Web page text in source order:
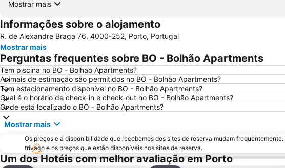
Mostrar mais
Informações sobre o alojamento
R. de Alexandre Braga 76, 4000-252, Porto, Portugal
Mostrar mais
Perguntas frequentes sobre BO - Bolhão Apartments
Tem piscina no BO - Bolhão Apartments?
Animais de estimação são permitidos no BO - Bolhão Apartments?
Tem estacionamento disponível no BO - Bolhão Apartments?
Qual é o horário de check-in e check-out no BO - Bolhão Apartments?
Onde está localizado o BO - Bolhão Apartments?
Mostrar mais
Os preços e a disponibilidade que recebemos dos sites de reserva mudam
trivago e os preços que estão disponíveis nos sites de reserva.
Um dos Hotéis com melhor avaliação em Porto